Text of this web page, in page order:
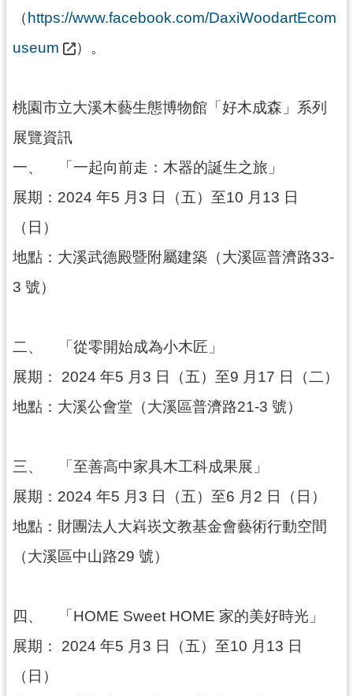
政
全
政
策
府
網
站
料
放
（https://www.facebook.com/DaxiWoodartEcom
useum
）。
桃園市立大溪木藝生態博物館「好木成森」系列
展覽資訊
一、
「一起向前走：木器的誕生之旅」
展期：2024 年5 月3 日（五）至10 月13 日
（日）
地點：大溪武德殿暨附屬建築（大溪區普濟路33-
3 號）
二、
「從零開始成為小木匠」
展期： 2024 年5 月3 日（五）至9 月17 日（二）
地點：大溪公會堂（大溪區普濟路21-3 號）
三、
「至善高中家具木工科成果展」
展期：2024 年5 月3 日（五）至6 月2 日（日）
地點：財團法人大嵙崁文教基金會藝術行動空間
（大溪區中山路29 號）
四、
「HOME Sweet HOME 家的美好時光」
展期： 2024 年5 月3 日（五）至10 月13 日
（日）